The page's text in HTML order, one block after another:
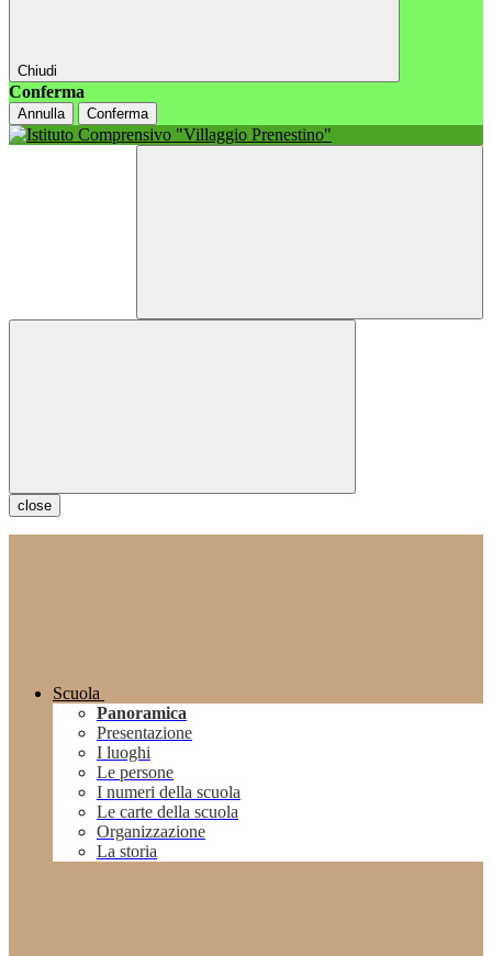
Chiudi
Conferma
Annulla Conferma
close
Scuola
Panoramica
Presentazione
I luoghi
Le persone
I numeri della scuola
Le carte della scuola
Organizzazione
La storia